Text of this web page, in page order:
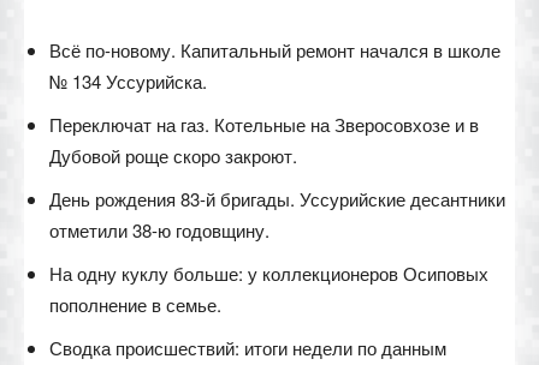
Всё по-новому. Капитальный ремонт начался в школе
№ 134 Уссурийска.
Переключат на газ. Котельные на Зверосовхозе и в
Дубовой роще скоро закроют.
День рождения 83-й бригады. Уссурийские десантники
отметили 38-ю годовщину.
На одну куклу больше: у коллекционеров Осиповых
пополнение в семье.
Сводка происшествий: итоги недели по данным